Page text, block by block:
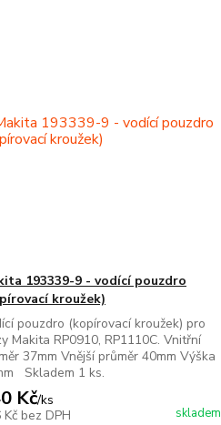
193339-9 - vodící pouzdro
kroužek)
pouzdro (kopírovací kroužek) pro
Makita RP0910, RP1110C. Vnitřní
37mm Vnější průměr 40mm Výška
Skladem 1 ks.
Kč/ks
Kč bez DPH skladem